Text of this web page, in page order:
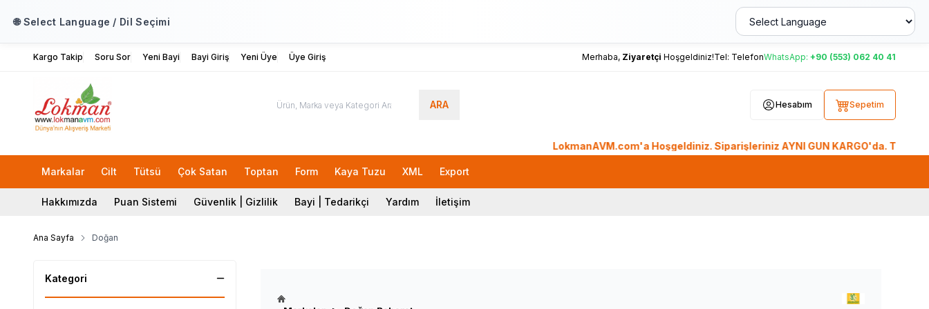
🌐 Select Language / Dil Seçimi
Kargo Takip Soru Sor Yeni Bayi Bayi Giriş Yeni Üye Üye Giriş Merhaba, Ziyaretçi Hoşgeldiniz!Tel: TelefonWhatsApp: +90 (553) 062 40 41
ARA Hesabım Sepetim
LokmanAVM.com'a Hoşgeldiniz. Siparişleriniz AYNI GÜN KARGO'da. Tüm
Markalar Cilt Tütsü Çok Satan Toptan Form Kaya Tuzu XML Export
Hakkımızda Puan Sistemi Güvenlik | Gizlilik Bayi | Tedarikçi Yardım İletişim
Ana Sayfa Doğan
Kategori